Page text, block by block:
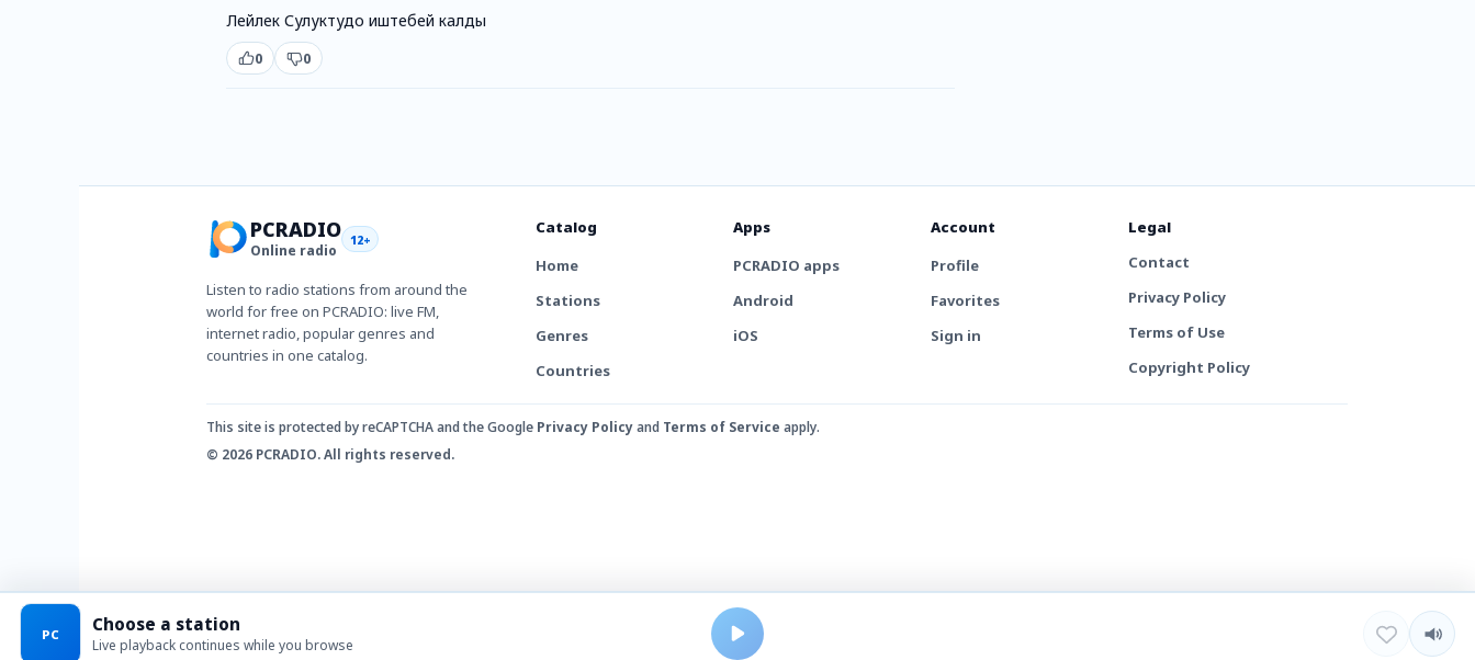
Лейлек Сулуктудо иштебей калды
0 0
PCRADIO
Online radio
12+
Listen to radio stations from around the
world for free on PCRADIO: live FM,
internet radio, popular genres and
countries in one catalog.
Catalog
Home
Stations
Genres
Countries
Apps
PCRADIO apps
Android
iOS
Account
Profile
Favorites
Sign in
Legal
Contact
Privacy Policy
Terms of Use
Copyright Policy
This site is protected by reCAPTCHA and the Google Privacy Policyand Terms of Service apply.
© 2026 PCRADIO. All rights reserved.
PC Choose a station
Live playback continues while you browse